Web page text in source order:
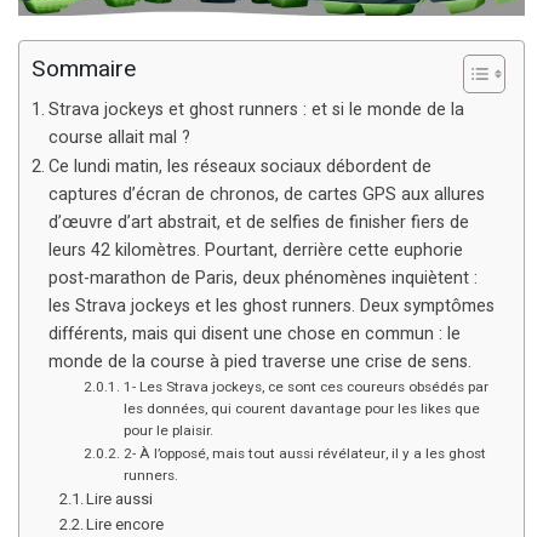
Sommaire
Strava jockeys et ghost runners : et si le monde de la
course allait mal ?
Ce lundi matin, les réseaux sociaux débordent de
captures d’écran de chronos, de cartes GPS aux allures
d’œuvre d’art abstrait, et de selfies de finisher fiers de
leurs 42 kilomètres. Pourtant, derrière cette euphorie
post-marathon de Paris, deux phénomènes inquiètent :
les Strava jockeys et les ghost runners. Deux symptômes
différents, mais qui disent une chose en commun : le
monde de la course à pied traverse une crise de sens.
1- Les Strava jockeys, ce sont ces coureurs obsédés par
les données, qui courent davantage pour les likes que
pour le plaisir.
2- À l’opposé, mais tout aussi révélateur, il y a les ghost
runners.
Lire aussi
Lire encore